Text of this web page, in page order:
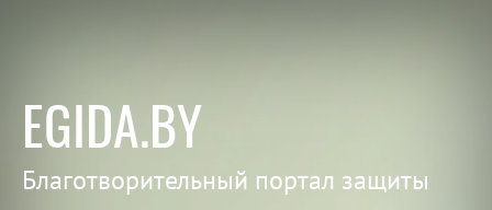
EGIDA.BY
Благотворительный портал защиты